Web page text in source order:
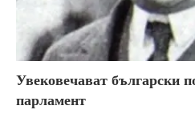
Увековечават български
парламент